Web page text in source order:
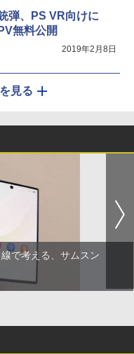
弾、PS VR向けに
無料公開
2019年2月8日
見る
で考える、サムスン